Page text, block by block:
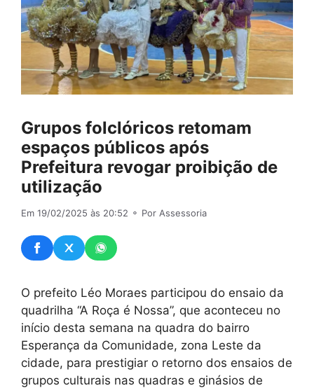
Grupos folclóricos retomam
espaços públicos após
Prefeitura revogar proibição de
utilização
Em 19/02/2025 às 20:52 ⚬ Por Assessoria
O prefeito Léo Moraes participou do ensaio da
quadrilha “A Roça é Nossa”, que aconteceu no
início desta semana na quadra do bairro
Esperança da Comunidade, zona Leste da
cidade, para prestigiar o retorno dos ensaios de
grupos culturais nas quadras e ginásios de